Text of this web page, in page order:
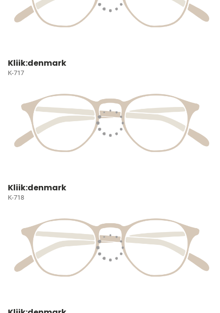
Kliik:denmark
K-717
Kliik:denmark
K-718